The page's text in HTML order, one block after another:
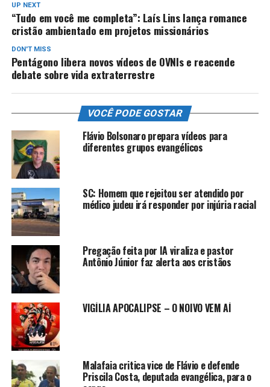
UP NEXT
“Tudo em você me completa”: Laís Lins lança romance
cristão ambientado em projetos missionários
DON'T MISS
Pentágono libera novos vídeos de OVNIs e reacende
debate sobre vida extraterrestre
VOCÊ PODE GOSTAR
Flávio Bolsonaro prepara vídeos para
diferentes grupos evangélicos
SC: Homem que rejeitou ser atendido por
médico judeu irá responder por injúria racial
Pregação feita por IA viraliza e pastor
Antônio Júnior faz alerta aos cristãos
VIGÍLIA APOCALIPSE – O NOIVO VEM AÍ
Malafaia critica vice de Flávio e defende
Priscila Costa, deputada evangélica, para o